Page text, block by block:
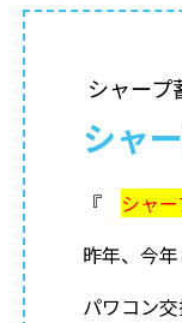
シャープ
シャ
『 シャ
昨年、今
パワコン